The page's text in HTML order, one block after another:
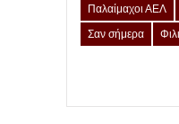
Παλαίμαχοι ΑΕΛ
Σαν σήμερα